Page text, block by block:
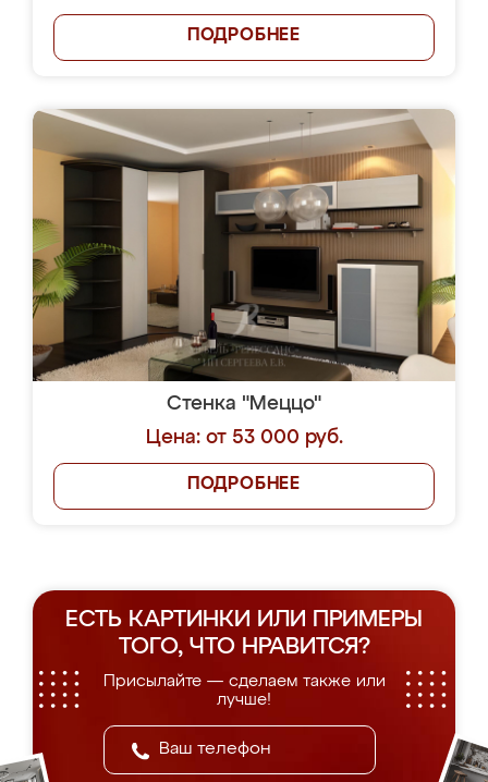
ПОДРОБНЕЕ
Стенка "Меццо"
Цена: от 53 000 руб.
ПОДРОБНЕЕ
ЕСТЬ КАРТИНКИ ИЛИ ПРИМЕРЫ
ТОГО, ЧТО НРАВИТСЯ?
Присылайте — сделаем также или
лучше!